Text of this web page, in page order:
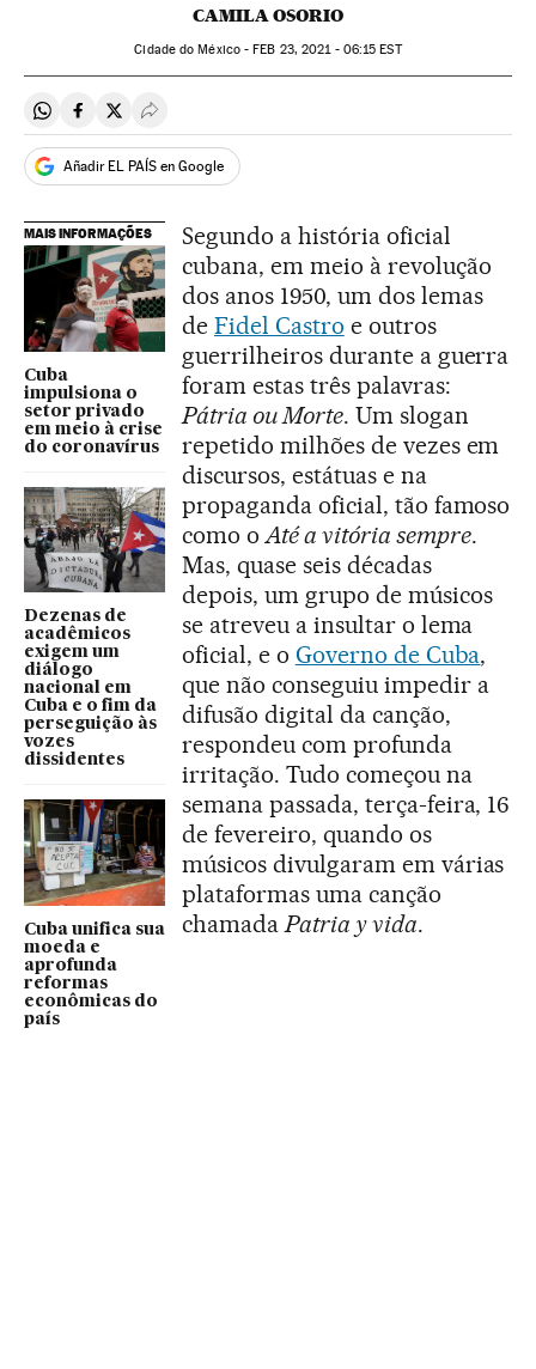
CAMILA OSORIO
Cidade do México -FEB 23, 2021 - 06:15 EST
Compartir en Whatsapp
Compartir en Facebook
Compartir en Twitter
Desplegar Redes Sociales
Añadir EL PAÍS en Google
MAIS INFORMAÇÕES
Cuba
impulsiona o
setor privado
em meio à crise
do coronavírus
Dezenas de
acadêmicos
exigem um
diálogo
nacional em
Cuba e o fim da
perseguição às
vozes
dissidentes
Cuba unifica sua
moeda e
aprofunda
reformas
econômicas do
país
Segundo a história oficial
cubana, em meio à revolução
dos anos 1950, um dos lemas
de Fidel Castro e outros
guerrilheiros durante a guerra
foram estas três palavras:
Pátria ou Morte. Um slogan
repetido milhões de vezes em
discursos, estátuas e na
propaganda oficial, tão famoso
como oAté a vitória sempre.
Mas, quase seis décadas
depois, um grupo de músicos
se atreveu a insultar o lema
oficial, e o Governo de Cuba,
que não conseguiu impedir a
difusão digital da canção,
respondeu com profunda
irritação. Tudo começou na
semana passada, terça-feira, 16
de fevereiro, quando os
músicos divulgaram em várias
plataformas uma canção
chamadaPatria y vida.